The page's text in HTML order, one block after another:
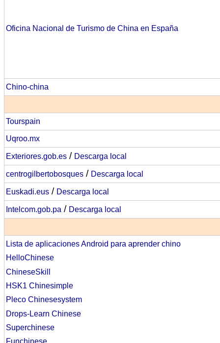
Oficina Nacional de Turismo de China en España
Chino-china
Tourspain
Uqroo.mx
Exteriores.gob.es / Descarga local
centrogilbertobosques / Descarga local
Euskadi.eus / Descarga local
Intelcom.gob.pa / Descarga local
Lista de aplicaciones Android para aprender chino
HelloChinese
ChineseSkill
HSK1 Chinesimple
Pleco Chinesesystem
Drops-Learn Chinese
Superchinese
Funchinese